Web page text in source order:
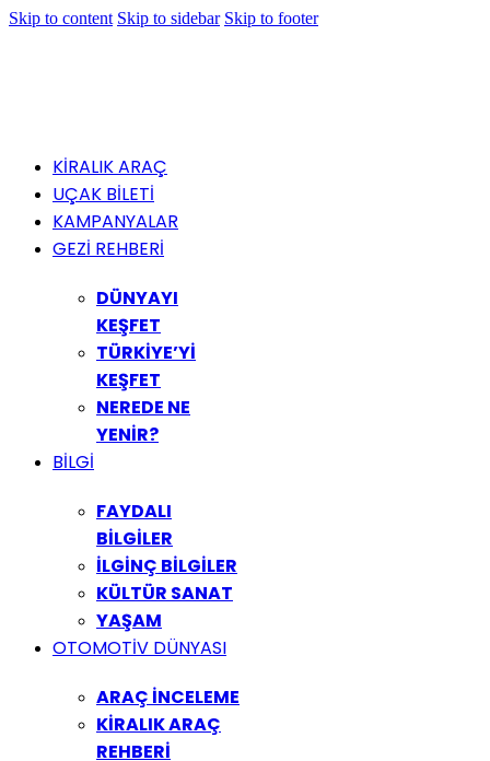
Skip to content Skip to sidebar Skip to footer
KİRALIK ARAÇ
UÇAK BİLETİ
KAMPANYALAR
GEZİ REHBERİ
DÜNYAYI
KEŞFET
TÜRKİYE’Yİ
KEŞFET
NEREDE NE
YENİR?
BİLGİ
FAYDALI
BİLGİLER
İLGİNÇ BİLGİLER
KÜLTÜR SANAT
YAŞAM
OTOMOTİV DÜNYASI
ARAÇ İNCELEME
KİRALIK ARAÇ
REHBERİ